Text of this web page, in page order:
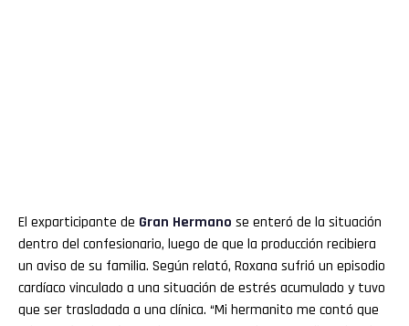
El exparticipante de Gran Hermano se enteró de la situación
dentro del confesionario, luego de que la producción recibiera
un aviso de su familia. Según relató, Roxana sufrió un episodio
cardíaco vinculado a una situación de estrés acumulado y tuvo
que ser trasladada a una clínica. “Mi hermanito me contó que